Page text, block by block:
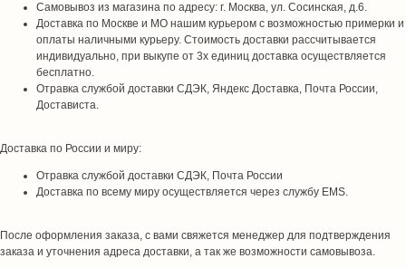
Самовывоз из магазина по адресу: г. Москва, ул. Сосинская, д.6.
Доставка по Москве и МО нашим курьером с возможностью примерки и
оплаты наличными курьеру. Стоимость доставки рассчитывается
индивидуально, при выкупе от 3х единиц доставка осуществляется
бесплатно.
Отравка службой доставки СДЭК, Яндекс Доставка, Почта России,
Достависта.
Доставка по России и миру:
Отравка службой доставки СДЭК, Почта России
Доставка по всему миру осуществляется через службу EMS.
После оформления заказа, с вами свяжется менеджер для подтверждения
заказа и уточнения адреса доставки, а так же возможности самовывоза.